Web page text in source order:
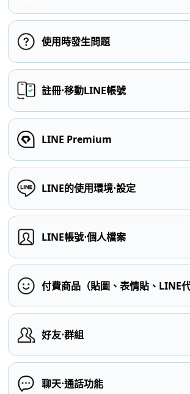
使用時發生問題
註冊⋅移動LINE帳號
LINE Premium
LINE的使用環境⋅設定
LINE帳號⋅個人檔案
付費商品（貼圖、表情貼、LINE代
好友⋅群組
聊天⋅通話功能